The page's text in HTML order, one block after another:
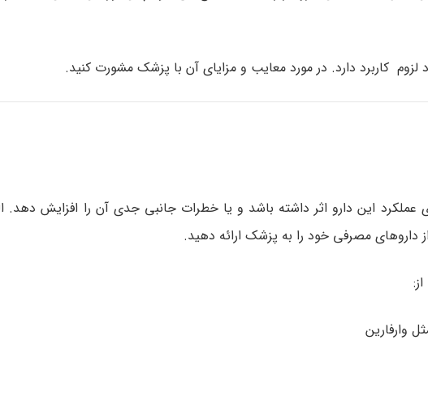
لزوم کاربرد دارد. در مورد معایب و مزایای آن با پزشک مشورت کنید.
این دارو اثر داشته باشد و یا خطرات جانبی جدی آن را افزایش دهد.
داروهای مصرفی خود را به پزشک ارائه دهید.
وارفارین